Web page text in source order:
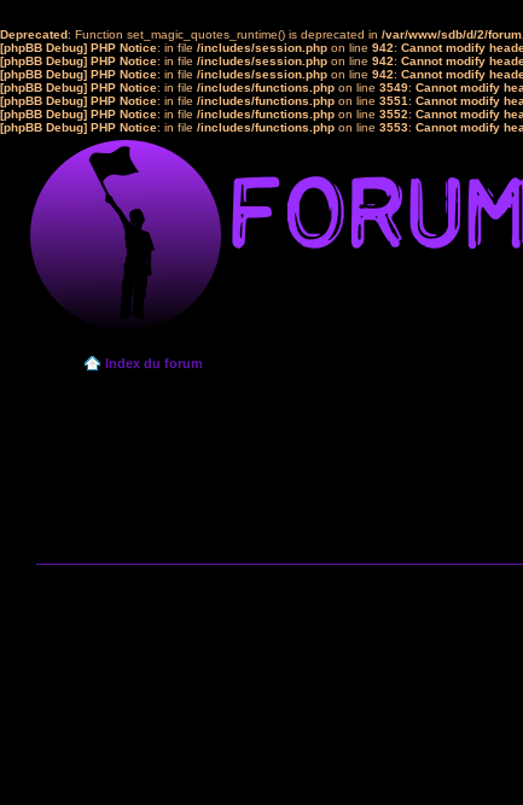
Deprecated: Function set_magic_quotes_runtime() is deprecated in /var/www/sdb/d/2/
[phpBB Debug] PHP Notice: in file /includes/session.php on line 942: Cannot modify
[phpBB Debug] PHP Notice: in file /includes/session.php on line 942: Cannot modify
[phpBB Debug] PHP Notice: in file /includes/session.php on line 942: Cannot modify
[phpBB Debug] PHP Notice: in file /includes/functions.php on line 3549: Cannot modify
[phpBB Debug] PHP Notice: in file /includes/functions.php on line 3551: Cannot modify
[phpBB Debug] PHP Notice: in file /includes/functions.php on line 3552: Cannot modify
[phpBB Debug] PHP Notice: in file /includes/functions.php on line 3553: Cannot modify
Index du forum